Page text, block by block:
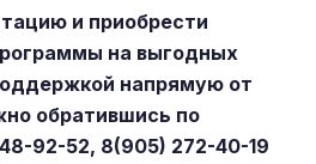
и приобрести
на выгодных
напрямую от
обратившись по
92-52, 8(905) 272-40-19